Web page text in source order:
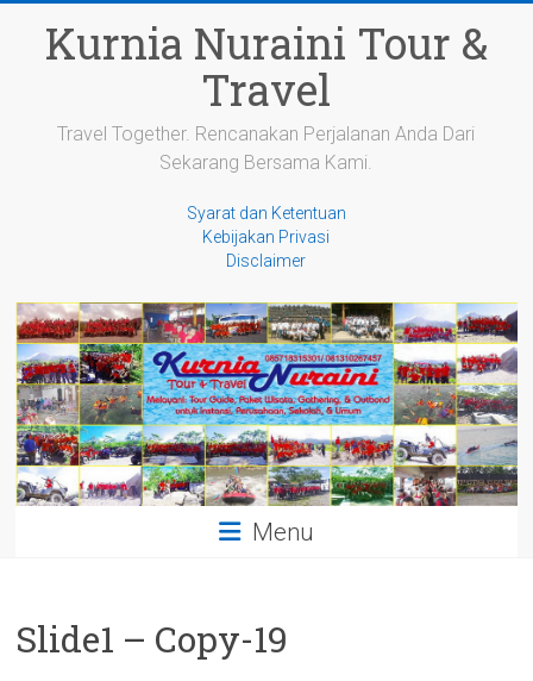
contentKurnia Nuraini Tour &
Travel
Travel Together. Rencanakan Perjalanan Anda Dari
Sekarang Bersama Kami.
Syarat dan Ketentuan
Kebijakan Privasi
Disclaimer
Menu
Slide1 – Copy-19